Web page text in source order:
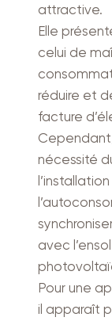
attractive.
Elle
celui de
réduire et
facture
nécessité
avec
Pour une
il apparaît